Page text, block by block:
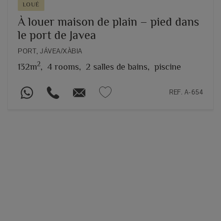
LOUÉ
À louer maison de plain – pied dans
le port de Javea
PORT, JÁVEA/XÀBIA
132m2, 4 rooms, 2 salles de bains, piscine
REF. A-654